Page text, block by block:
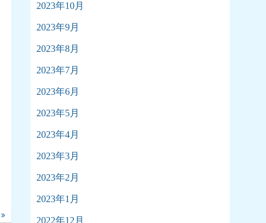
2023年10月
2023年9月
2023年8月
2023年7月
2023年6月
2023年5月
2023年4月
2023年3月
2023年2月
2023年1月
2022年12月